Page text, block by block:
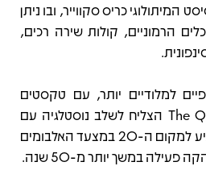
המיתולוגי כריס סקווייר, ובו ניתן
הרמוניים, קולות שירה רכים,
למלודיים יותר, עם טקסטים
פילוסופיים ורוחניים. The Quest הצליח לשלב נוסטלגיה עם
רלוונטיות עכשווית, ואף הגיע למקום ה-20 במצעד האלבומים
במשך יותר מ-50 שנה.